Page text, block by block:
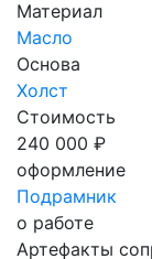
Материал
Масло
Основа
Холст
Стоимость
240 000 ₽
оформление
Подрамник
о работе
Артефакты